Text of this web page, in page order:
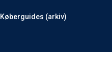
Køberguides (arkiv)